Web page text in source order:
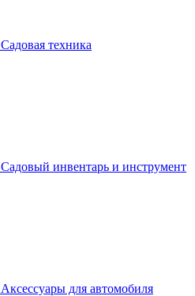
Садовая техника
Садовый инвентарь и инструмент
Аксессуары для автомобиля